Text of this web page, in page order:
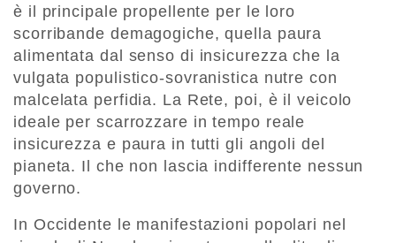
è il principale propellente per le loro
scorribande demagogiche, quella paura
alimentata dal senso di insicurezza che la
vulgata populistico-sovranistica nutre con
malcelata perfidia. La Rete, poi, è il veicolo
ideale per scarrozzare in tempo reale
insicurezza e paura in tutti gli angoli del
pianeta. Il che non lascia indifferente nessun
governo.
In Occidente le manifestazioni popolari nel